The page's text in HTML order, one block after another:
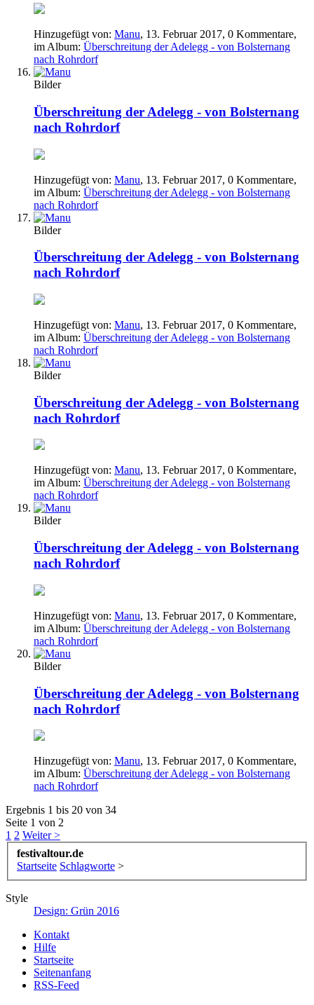
Hinzugefügt von: Manu, 13. Februar 2017, 0 Kommentare,
im Album: Überschreitung der Adelegg - von Bolsternang
nach Rohrdorf
Bilder
Überschreitung der Adelegg - von Bolsternang
nach Rohrdorf
Hinzugefügt von: Manu, 13. Februar 2017, 0 Kommentare,
im Album: Überschreitung der Adelegg - von Bolsternang
nach Rohrdorf
Bilder
Überschreitung der Adelegg - von Bolsternang
nach Rohrdorf
Hinzugefügt von: Manu, 13. Februar 2017, 0 Kommentare,
im Album: Überschreitung der Adelegg - von Bolsternang
nach Rohrdorf
Bilder
Überschreitung der Adelegg - von Bolsternang
nach Rohrdorf
Hinzugefügt von: Manu, 13. Februar 2017, 0 Kommentare,
im Album: Überschreitung der Adelegg - von Bolsternang
nach Rohrdorf
Bilder
Überschreitung der Adelegg - von Bolsternang
nach Rohrdorf
Hinzugefügt von: Manu, 13. Februar 2017, 0 Kommentare,
im Album: Überschreitung der Adelegg - von Bolsternang
nach Rohrdorf
Bilder
Überschreitung der Adelegg - von Bolsternang
nach Rohrdorf
Hinzugefügt von: Manu, 13. Februar 2017, 0 Kommentare,
im Album: Überschreitung der Adelegg - von Bolsternang
nach Rohrdorf
Ergebnis 1 bis 20 von 34
Seite 1 von 2
1 2 Weiter >
festivaltour.de
Startseite Schlagworte >
Style
Design: Grün 2016
Kontakt
Hilfe
Startseite
Seitenanfang
RSS-Feed